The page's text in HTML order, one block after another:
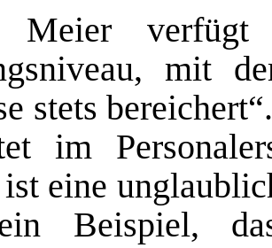
Meier verfügt
mit
stets
im
eine
Beispiel,